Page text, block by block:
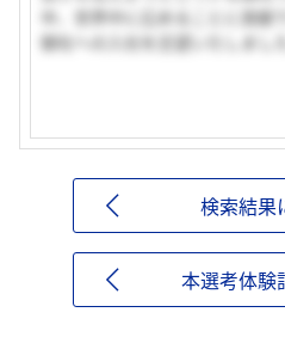
中、世界中に広めることに貢献
御社への入社を志望いたしました
検索結果
本選考体験